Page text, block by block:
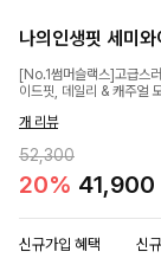
나의인생핏 세미
[No.1썸머슬랙스]고급스
이드핏, 데일리 & 캐주얼
개 리뷰
52,300
20% 41,900
신규가입 혜택 신